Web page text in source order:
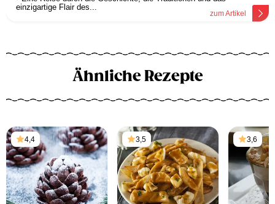
einzigartige Flair des...
zum Artikel
Ähnliche Rezepte
4,4 3,5 3,6